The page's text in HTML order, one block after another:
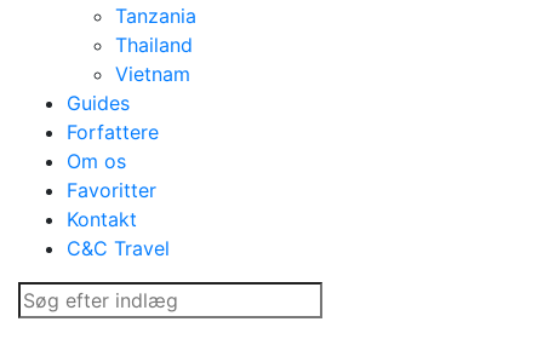
Tanzania
Thailand
Vietnam
Guides
Forfattere
Om os
Favoritter
Kontakt
C&C Travel